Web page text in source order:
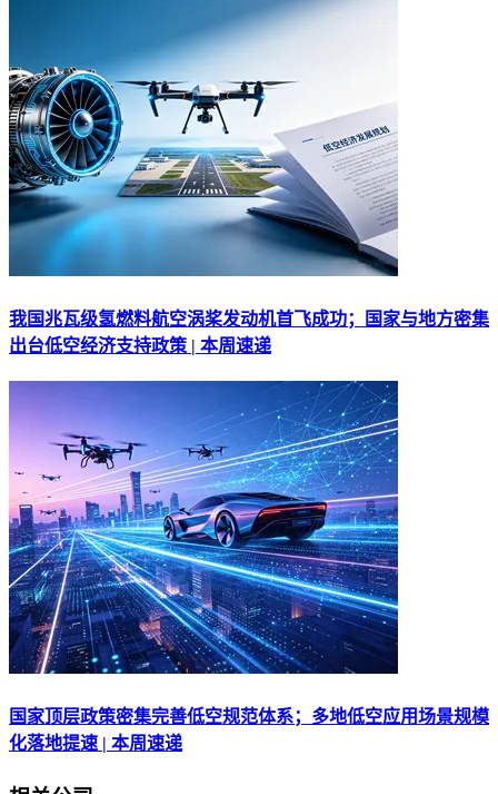
我国兆瓦级氢燃料航空涡桨发动机首飞成功；国家与地方密集
出台低空经济支持政策 | 本周速递
国家顶层政策密集完善低空规范体系；多地低空应用场景规模
化落地提速 | 本周速递